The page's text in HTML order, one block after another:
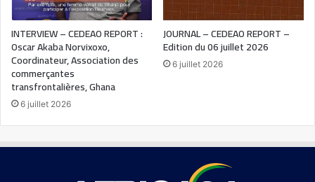
INTERVIEW – CEDEAO REPORT :
Oscar Akaba Norvixoxo,
Coordinateur, Association des
commerçantes
transfrontalières, Ghana
6 juillet 2026
JOURNAL – CEDEAO REPORT –
Edition du 06 juillet 2026
6 juillet 2026